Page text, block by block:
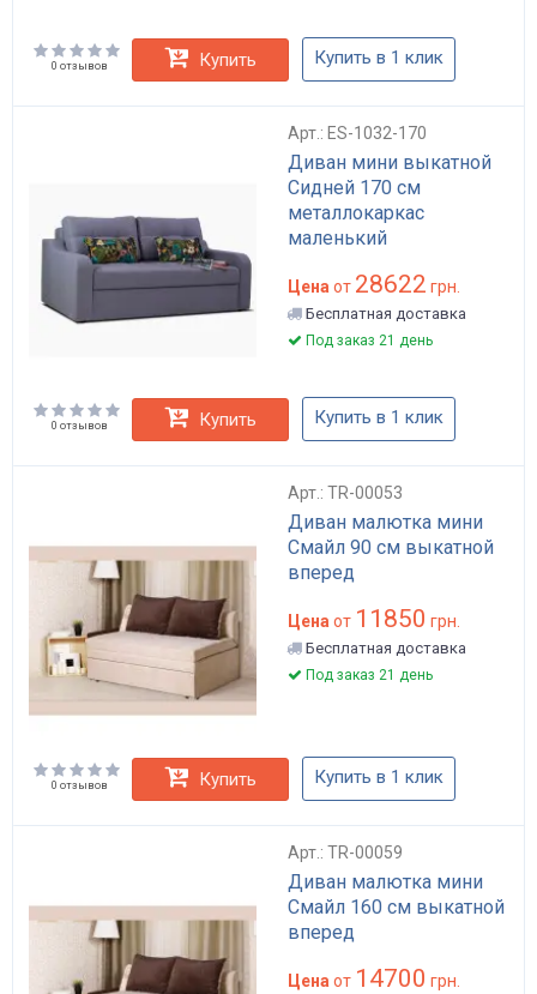
0 отзывов Купить Купить в 1 клик
Арт.: ES-1032-170
Диван мини выкатной
Сидней 170 см
металлокаркас
маленький
Цена от 28622 грн.
Бесплатная доставка
Под заказ 21 день
0 отзывов Купить Купить в 1 клик
Арт.: TR-00053
Диван малютка мини
Смайл 90 см выкатной
вперед
Цена от 11850 грн.
Бесплатная доставка
Под заказ 21 день
0 отзывов Купить Купить в 1 клик
Арт.: TR-00059
Диван малютка мини
Смайл 160 см выкатной
вперед
Цена от 14700 грн.